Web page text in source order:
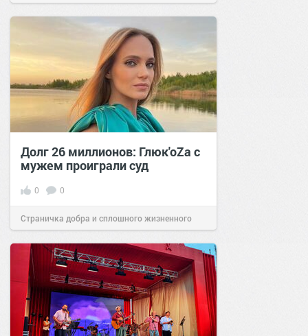
Долг 26 миллионов: Глюк'оZа с
мужем проиграли суд
0 0
Страничка добра и сплошного жизненного
позитива!14:2808 июн 2022